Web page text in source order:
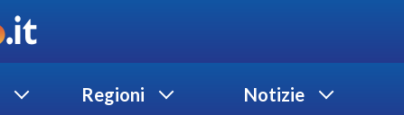
Regioni Notizie